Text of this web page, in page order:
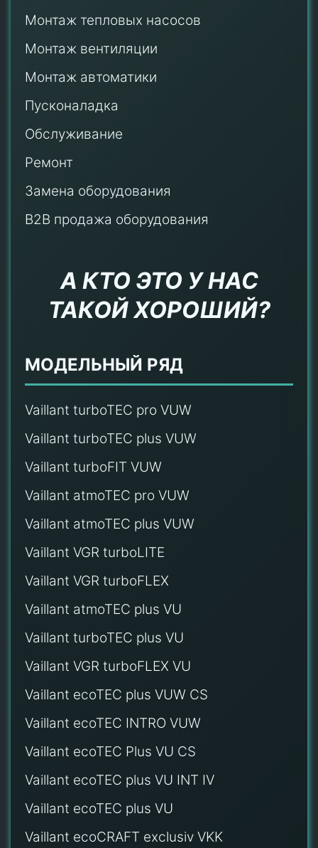
Монтаж тепловых насосов
Монтаж вентиляции
Монтаж автоматики
Пусконаладка
Обслуживание
Ремонт
Замена оборудования
B2B продажа оборудования
А КТО ЭТО У НАС
ТАКОЙ ХОРОШИЙ?
МОДЕЛЬНЫЙ РЯД
Vaillant turboTEC pro VUW
Vaillant turboTEC plus VUW
Vaillant turboFIT VUW
Vaillant atmoTEC pro VUW
Vaillant atmoTEC plus VUW
Vaillant VGR turboLITE
Vaillant VGR turboFLEX
Vaillant atmoTEC plus VU
Vaillant turboTEC plus VU
Vaillant VGR turboFLEX VU
Vaillant ecoTEC plus VUW CS
Vaillant ecoTEC INTRO VUW
Vaillant ecoTEC Plus VU CS
Vaillant ecoTEC plus VU INT IV
Vaillant ecoTEC plus VU
Vaillant ecoCRAFT exclusiv VKK